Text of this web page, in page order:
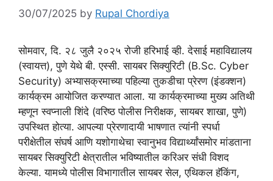
30/07/2025 by Rupal Chordiya
सोमवार, दि. २८ जुलै २०२५ रोजी हरिभाई व्ही. देसाई महाविद्यालय
(स्वायत्त), पुणे येथे बी. एस्सी. सायबर सिक्युरिटी (B.Sc. Cyber
Security) अभ्यासक्रमाच्या पहिल्या तुकडीचा प्रेरण (इंडक्शन)
कार्यक्रम आयोजित करण्यात आला. या कार्यक्रमाच्या मुख्य अतिथी
म्हणून स्वप्नाली शिंदे (वरिष्ठ पोलीस निरीक्षक, सायबर शाखा, पुणे)
उपस्थित होत्या. आपल्या प्रेरणादायी भाषणात त्यांनी स्पर्धा
परीक्षेतील संघर्ष आणि यशोगाथेचा स्वानुभव विद्यार्थ्यांसमोर मांडताना
सायबर सिक्युरिटी क्षेत्रातील भविष्यातील करिअर संधी विशद
केल्या. यामध्ये पोलीस विभागातील सायबर सेल, एथिकल हॅकिंग,